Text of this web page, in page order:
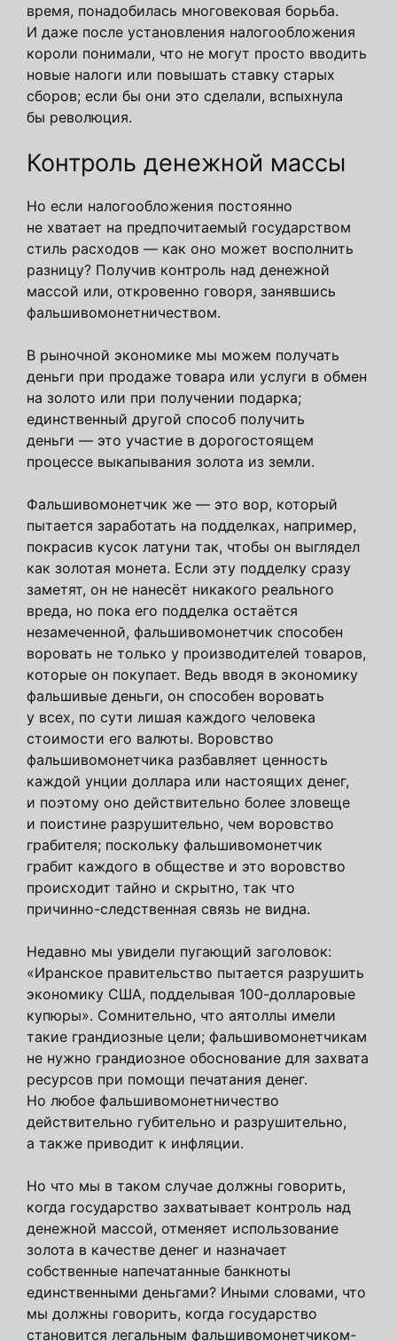
время, понадобилась многовековая борьба.
И даже после установления налогообложения
короли понимали, что не могут просто вводить
новые налоги или повышать ставку старых
сборов; если бы они это сделали, вспыхнула
бы революция.
Контроль денежной массы
Но если налогообложения постоянно
не хватает на предпочитаемый государством
стиль расходов — как оно может восполнить
разницу? Получив контроль над денежной
массой или, откровенно говоря, занявшись
фальшивомонетничеством.
В рыночной экономике мы можем получать
деньги при продаже товара или услуги в обмен
на золото или при получении подарка;
единственный другой способ получить
деньги — это участие в дорогостоящем
процессе выкапывания золота из земли.
Фальшивомонетчик же — это вор, который
пытается заработать на подделках, например,
покрасив кусок латуни так, чтобы он выглядел
как золотая монета. Если эту подделку сразу
заметят, он не нанесёт никакого реального
вреда, но пока его подделка остаётся
незамеченной, фальшивомонетчик способен
воровать не только у производителей товаров,
которые он покупает. Ведь вводя в экономику
фальшивые деньги, он способен воровать
у всех, по сути лишая каждого человека
стоимости его валюты. Воровство
фальшивомонетчика разбавляет ценность
каждой унции доллара или настоящих денег,
и поэтому оно действительно более зловеще
и поистине разрушительно, чем воровство
грабителя; поскольку фальшивомонетчик
грабит каждого в обществе и это воровство
происходит тайно и скрытно, так что
причинно-следственная связь не видна.
Недавно мы увидели пугающий заголовок:
«Иранское правительство пытается разрушить
экономику США, подделывая 100-долларовые
купюры». Сомнительно, что аятоллы имели
такие грандиозные цели; фальшивомонетчикам
не нужно грандиозное обоснование для захвата
ресурсов при помощи печатания денег.
Но любое фальшивомонетничество
действительно губительно и разрушительно,
а также приводит к инфляции.
Но что мы в таком случае должны говорить,
когда государство захватывает контроль над
денежной массой, отменяет использование
золота в качестве денег и назначает
собственные напечатанные банкноты
единственными деньгами? Иными словами, что
мы должны говорить, когда государство
становится легальным фальшивомонетчиком-